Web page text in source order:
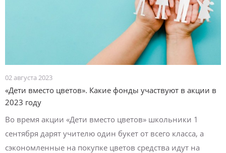
02 августа 2023
«Дети вместо цветов». Какие фонды участвуют в акции в
2023 году
Во время акции «Дети вместо цветов» школьники 1
сентября дарят учителю один букет от всего класса, а
сэкономленные на покупке цветов средства идут на